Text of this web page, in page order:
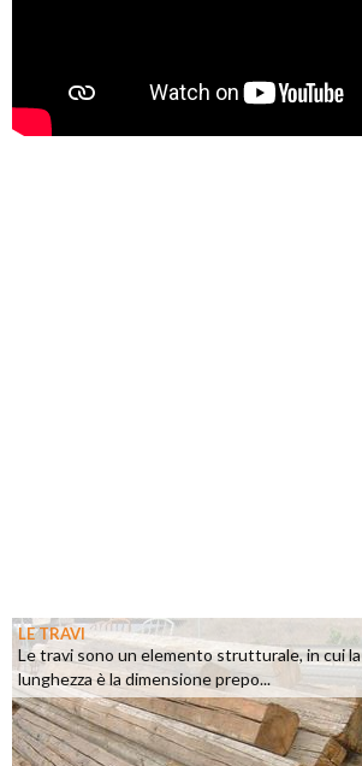
LE TRAVI
Le travi sono un elemento strutturale, in cui la
lunghezza è la dimensione prepo...